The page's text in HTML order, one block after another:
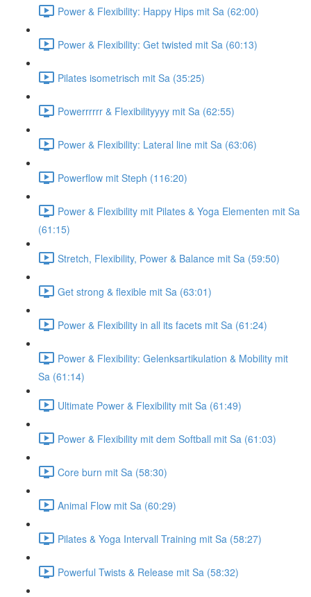
Power & Flexibility: Happy Hips mit Sa (62:00)
Power & Flexibility: Get twisted mit Sa (60:13)
Pilates isometrisch mit Sa (35:25)
Powerrrrrr & Flexibilityyyy mit Sa (62:55)
Power & Flexibility: Lateral line mit Sa (63:06)
Powerflow mit Steph (116:20)
Power & Flexibility mit Pilates & Yoga Elementen mit Sa
(61:15)
Stretch, Flexibility, Power & Balance mit Sa (59:50)
Get strong & flexible mit Sa (63:01)
Power & Flexibility in all its facets mit Sa (61:24)
Power & Flexibility: Gelenksartikulation & Mobility mit
Sa (61:14)
Ultimate Power & Flexibility mit Sa (61:49)
Power & Flexibility mit dem Softball mit Sa (61:03)
Core burn mit Sa (58:30)
Animal Flow mit Sa (60:29)
Pilates & Yoga Intervall Training mit Sa (58:27)
Powerful Twists & Release mit Sa (58:32)